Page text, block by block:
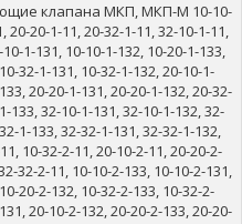
клапана МКП, МКП-М 10-10-
20-20-1-11, 20-32-1-11, 32-10-1-11,
1-131, 10-10-1-132, 10-20-1-133,
32-1-131, 10-32-1-132, 20-10-1-
20-20-1-131, 20-20-1-132, 20-32-
133, 32-10-1-131, 32-10-1-132, 32-
1-133, 32-32-1-131, 32-32-1-132,
10-32-2-11, 20-10-2-11, 20-20-2-
32-2-11, 10-10-2-133, 10-10-2-131,
20-2-132, 10-32-2-133, 10-32-2-
20-10-2-132, 20-20-2-133, 20-20-